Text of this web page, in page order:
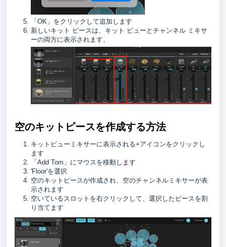
「OK」をクリックして追加します
新しいキット ピースは、キット ビューとチャンネル ミキサ
ーの両方に表示されます。
空のキットピースを作成する方法
キットビューミキサーに表示される+アイコンをクリックし
ます
「Add Tom」にマウスを移動します
'Floor'を選択
空のキットピースが作成され、空のチャンネルミキサーが表
示されます
空いているスロットを右クリックして、選択したピースを割
り当てます